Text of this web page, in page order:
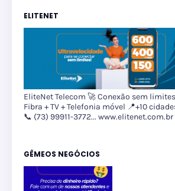
ELITENET
EliteNet Telecom 🚀 Conexão sem
Fibra + TV + Telefonia móvel 📍+10
📞 (73) 99911-3772... www.elitenet.com.br
GÊMEOS NEGÓCIOS